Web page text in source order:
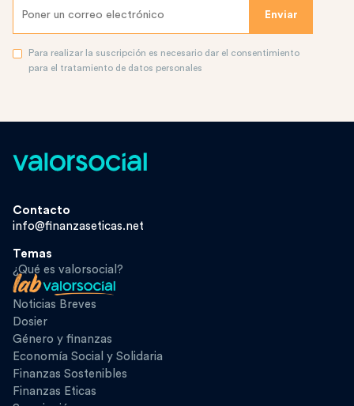
Para realizar la suscripción es necesario dar el consentimiento
para el tratamiento de datos personales
Contacto
info@finanzaseticas.net
Temas
¿Qué es valorsocial?
Noticias Breves
Dosier
Género y finanzas
Economía Social y Solidaria
Finanzas Sostenibles
Finanzas Eticas